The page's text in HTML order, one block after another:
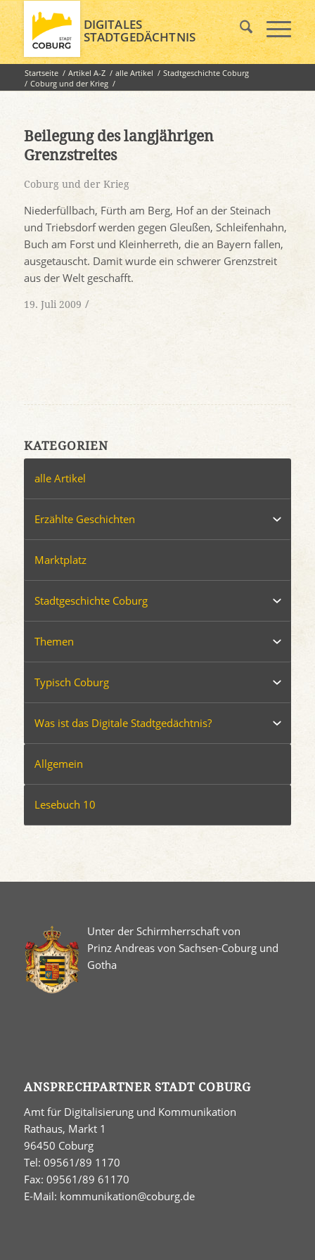
DIGITALES
STADTGEDÄCHTNIS
Startseite / Artikel A-Z / alle Artikel / Stadtgeschichte Coburg
/ Coburg und der Krieg /
Beilegung des langjährigen Grenzstreites
Beilegung des langjährigen
Grenzstreites
Coburg und der Krieg
Niederfüllbach, Fürth am Berg, Hof an der Steinach
und Triebsdorf werden gegen Gleußen, Schleifenhahn,
Buch am Forst und Kleinherreth, die an Bayern fallen,
ausgetauscht. Damit wurde ein schwerer Grenzstreit
aus der Welt geschafft.
19. Juli 2009 /
KATEGORIEN
alle Artikel
Erzählte Geschichten
Marktplatz
Stadtgeschichte Coburg
Themen
Typisch Coburg
Was ist das Digitale Stadtgedächtnis?
Allgemein
Lesebuch 10
Unter der Schirmherrschaft von
Prinz Andreas von Sachsen-Coburg und
Gotha
ANSPRECHPARTNER STADT COBURG
Amt für Digitalisierung und Kommunikation
Rathaus, Markt 1
96450 Coburg
Tel: 09561/89 1170
Fax: 09561/89 61170
E-Mail: kommunikation@coburg.de